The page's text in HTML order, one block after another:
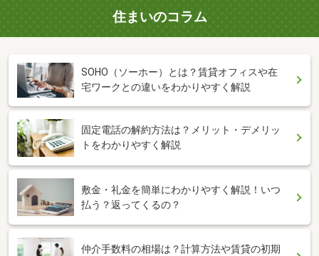
住まいのコラム
SOHO（ソーホー）とは？賃貸オフィスや在
宅ワークとの違いをわかりやすく解説
固定電話の解約方法は？メリット・デメリッ
トをわかりやすく解説
敷金・礼金を簡単にわかりやすく解説！いつ
払う？返ってくるの？
仲介手数料の相場は？計算方法や賃貸の初期